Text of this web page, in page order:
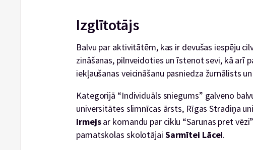
Izglītotājs
Balvu par aktivitātēm, kas ir devušas iespēju
zināšanas, pilnveidoties un īstenot sevi, kā arī
iekļaušanas veicināšanu pasniedza žurnālists
Kategorijā “Individuāls sniegums” galveno
universitātes slimnīcas ārsts, Rīgas Stradiņa
Irmejsar komandu par ciklu “Sarunas pret
pamatskolas skolotājai Sarmītei Lācei.